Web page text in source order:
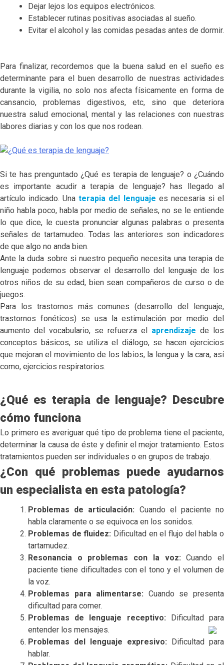
Dejar lejos los equipos electrónicos.
Establecer rutinas positivas asociadas al sueño.
Evitar el alcohol y las comidas pesadas antes de dormir.
Para finalizar, recordemos que la buena salud en el sueño es
determinante para el buen desarrollo de nuestras actividades
durante la vigilia, no solo nos afecta físicamente en forma de
cansancio, problemas digestivos, etc, sino que deteriora
nuestra salud emocional, mental y las relaciones con nuestras
labores diarias y con los que nos rodean.
Si te has prenguntado ¿Qué es terapia de lenguaje? o ¿Cuándo
es importante acudir a terapia de lenguaje? has llegado al
artículo indicado. Unaterapia del lenguaje es necesaria si el
niño habla poco, habla por medio de señales, no se le entiende
lo que dice, le cuesta pronunciar algunas palabras o presenta
señales de tartamudeo. Todas las anteriores son indicadores
de que algo no anda bien.
Ante la duda sobre si nuestro pequeño necesita una terapia de
lenguaje podemos observar el desarrollo del lenguaje de los
otros niños de su edad, bien sean compañeros de curso o de
juegos.
Para los trastornos más comunes (desarrollo del lenguaje,
trastornos fonéticos) se usa la estimulación por medio del
aumento del vocabulario, se refuerza el aprendizaje de los
conceptos básicos, se utiliza el diálogo, se hacen ejercicios
que mejoran el movimiento de los labios, la lengua y la cara, así
como, ejercicios respiratorios.
¿Qué es terapia de lenguaje? Descubre
cómo funciona
Lo primero es averiguar qué tipo de problema tiene el paciente,
determinar la causa de éste y definir el mejor tratamiento. Estos
tratamientos pueden ser individuales o en grupos de trabajo.
¿Con qué problemas puede ayudarnos
un especialista en esta patología?
Problemas de articulación: Cuando el paciente no
habla claramente o se equivoca en los sonidos.
Problemas de fluidez: Dificultad en el flujo del habla o
tartamudez.
Resonancia o problemas con la voz: Cuando el
paciente tiene dificultades con el tono y el volumen de
la voz.
Problemas para alimentarse: Cuando se presenta
dificultad para comer.
Problemas de lenguaje receptivo: Dificultad para
entender los mensajes.
Problemas del lenguaje expresivo: Dificultad para
hablar.